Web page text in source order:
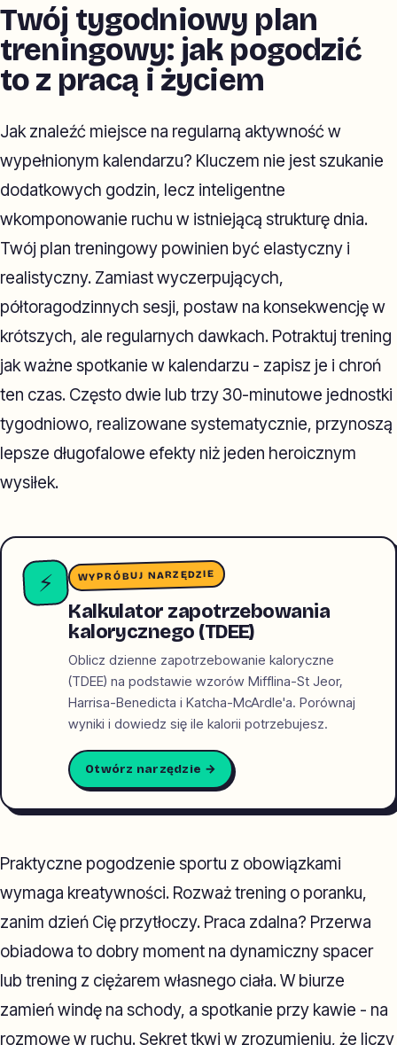
Twój tygodniowy plan
treningowy: jak pogodzić
to z pracą i życiem
Jak znaleźć miejsce na regularną aktywność w
wypełnionym kalendarzu? Kluczem nie jest szukanie
dodatkowych godzin, lecz inteligentne
wkomponowanie ruchu w istniejącą strukturę dnia.
Twój plan treningowy powinien być elastyczny i
realistyczny. Zamiast wyczerpujących,
półtoragodzinnych sesji, postaw na konsekwencję w
krótszych, ale regularnych dawkach. Potraktuj trening
jak ważne spotkanie w kalendarzu - zapisz je i chroń
ten czas. Często dwie lub trzy 30-minutowe jednostki
tygodniowo, realizowane systematycznie, przynoszą
lepsze długofalowe efekty niż jeden heroicznym
wysiłek.
⚡ WYPRÓBUJ NARZĘDZIE
Kalkulator zapotrzebowania
kalorycznego (TDEE)
Oblicz dzienne zapotrzebowanie kaloryczne
(TDEE) na podstawie wzorów Mifflina-St Jeor,
Harrisa-Benedicta i Katcha-McArdle'a. Porównaj
wyniki i dowiedz się ile kalorii potrzebujesz.
Otwórz narzędzie →
Praktyczne pogodzenie sportu z obowiązkami
wymaga kreatywności. Rozważ trening o poranku,
zanim dzień Cię przytłoczy. Praca zdalna? Przerwa
obiadowa to dobry moment na dynamiczny spacer
lub trening z ciężarem własnego ciała. W biurze
zamień windę na schody, a spotkanie przy kawie - na
rozmowę w ruchu. Sekret tkwi w zrozumieniu, że liczy